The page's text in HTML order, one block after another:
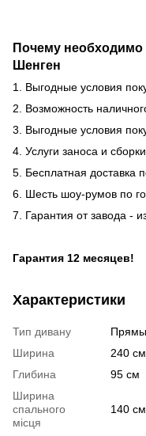
Почему необходимо
Шенген
1. Выгодные условия
2. Возможность
3. Выгодные условия
4. Услуги заноса и
5. Бесплатная доставка
6. Шесть шоу-румов по
7. Гарантия от завода -
Гарантия 12 месяцев!
Характеристики
Тип дивану
Ширина
240 см
Глибина
95 см
Ширина
спального
місця
140 см